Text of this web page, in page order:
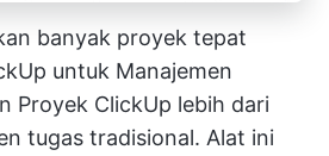
banyak proyek tepat
untuk Manajemen
Proyek ClickUp lebih dari
tugas tradisional. Alat ini